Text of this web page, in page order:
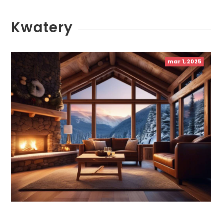
Kwatery
mar 1, 2025